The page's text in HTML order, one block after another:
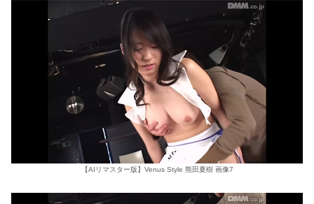
【AIリマスター版】Venus Style 熊田夏樹 画像7